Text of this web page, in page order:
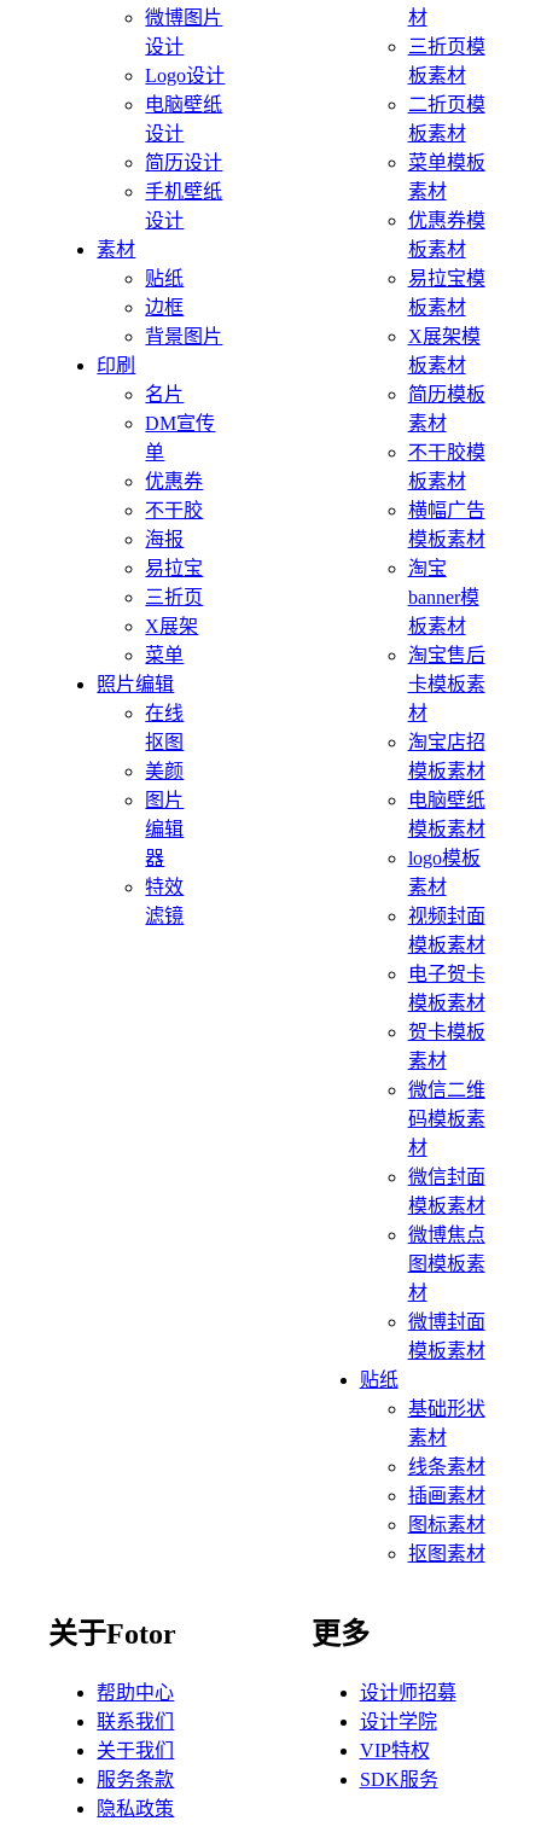
微博图片
设计
Logo设计
电脑壁纸
设计
简历设计
手机壁纸
设计
素材
贴纸
边框
背景图片
印刷
名片
DM宣传
单
优惠券
不干胶
海报
易拉宝
三折页
X展架
菜单
照片编辑
在线
抠图
美颜
图片
编辑
器
特效
滤镜
材
三折页模
板素材
二折页模
板素材
菜单模板
素材
优惠券模
板素材
易拉宝模
板素材
X展架模
板素材
简历模板
素材
不干胶模
板素材
横幅广告
模板素材
淘宝
banner模
板素材
淘宝售后
卡模板素
材
淘宝店招
模板素材
电脑壁纸
模板素材
logo模板
素材
视频封面
模板素材
电子贺卡
模板素材
贺卡模板
素材
微信二维
码模板素
材
微信封面
模板素材
微博焦点
图模板素
材
微博封面
模板素材
贴纸
基础形状
素材
线条素材
插画素材
图标素材
抠图素材
关于Fotor
帮助中心
联系我们
关于我们
服务条款
隐私政策
更多
设计师招募
设计学院
VIP特权
SDK服务